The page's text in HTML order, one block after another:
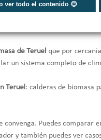
ver todo el contenido 😊
de Teruel que por
un sistema completo de
Teruel : calderas de biomasa
convenga. Puedes comparar
y también puedes ver